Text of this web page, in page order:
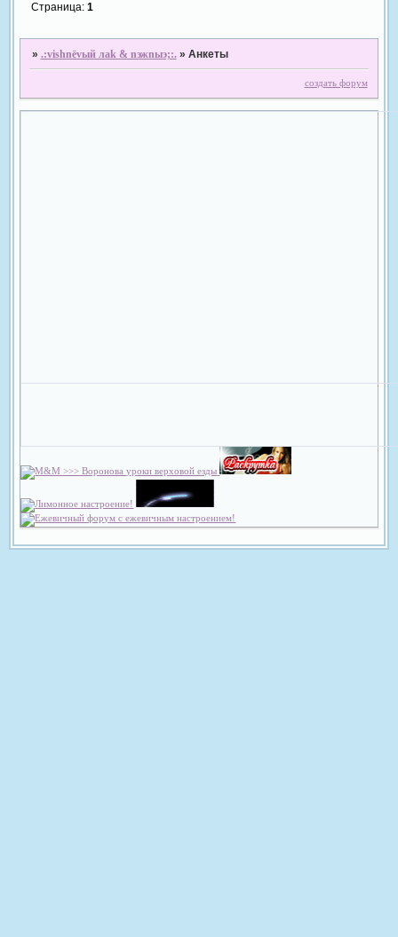
Страница: 1
» .:vishnёvый лak & nэжnыэ;:. » Анкеты
создать форум